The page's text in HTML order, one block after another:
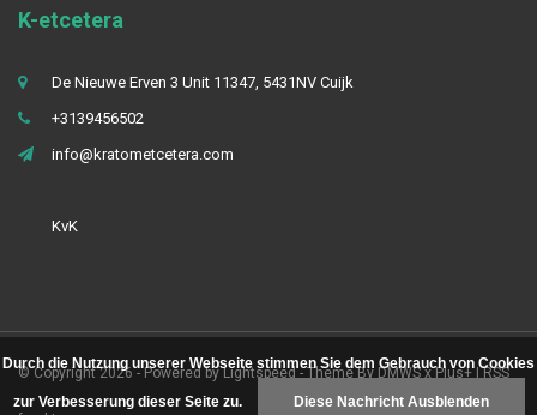
K-etcetera
De Nieuwe Erven 3 Unit 11347, 5431NV Cuijk
+3139456502
info@kratometcetera.com
KvK
© Copyright 2026 - Powered byLightspeed- Theme By DMWSxPlus+|RSS
Durch die Nutzung unserer Webseite stimmen Sie dem Gebrauch von Cookies
zur Verbesserung dieser Seite zu. Diese Nachricht Ausblenden